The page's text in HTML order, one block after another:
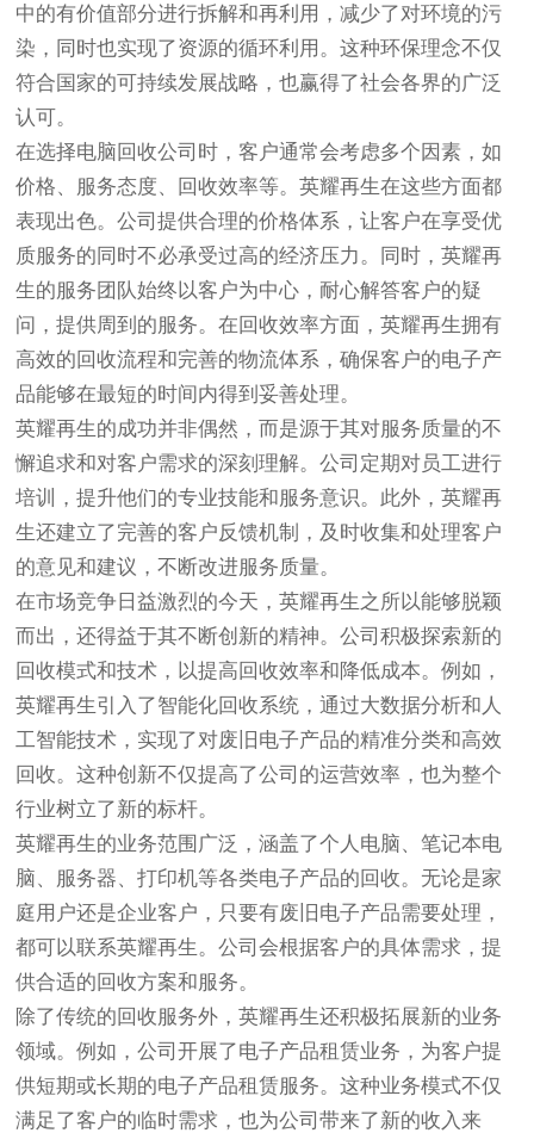
中的有价值部分进行拆解和再利用，减少了对环境的污
染，同时也实现了资源的循环利用。这种环保理念不仅
符合国家的可持续发展战略，也赢得了社会各界的广泛
认可。
在选择电脑回收公司时，客户通常会考虑多个因素，如
价格、服务态度、回收效率等。英耀再生在这些方面都
表现出色。公司提供合理的价格体系，让客户在享受优
质服务的同时不必承受过高的经济压力。同时，英耀再
生的服务团队始终以客户为中心，耐心解答客户的疑
问，提供周到的服务。在回收效率方面，英耀再生拥有
高效的回收流程和完善的物流体系，确保客户的电子产
品能够在最短的时间内得到妥善处理。
英耀再生的成功并非偶然，而是源于其对服务质量的不
懈追求和对客户需求的深刻理解。公司定期对员工进行
培训，提升他们的专业技能和服务意识。此外，英耀再
生还建立了完善的客户反馈机制，及时收集和处理客户
的意见和建议，不断改进服务质量。
在市场竞争日益激烈的今天，英耀再生之所以能够脱颖
而出，还得益于其不断创新的精神。公司积极探索新的
回收模式和技术，以提高回收效率和降低成本。例如，
英耀再生引入了智能化回收系统，通过大数据分析和人
工智能技术，实现了对废旧电子产品的精准分类和高效
回收。这种创新不仅提高了公司的运营效率，也为整个
行业树立了新的标杆。
英耀再生的业务范围广泛，涵盖了个人电脑、笔记本电
脑、服务器、打印机等各类电子产品的回收。无论是家
庭用户还是企业客户，只要有废旧电子产品需要处理，
都可以联系英耀再生。公司会根据客户的具体需求，提
供合适的回收方案和服务。
除了传统的回收服务外，英耀再生还积极拓展新的业务
领域。例如，公司开展了电子产品租赁业务，为客户提
供短期或长期的电子产品租赁服务。这种业务模式不仅
满足了客户的临时需求，也为公司带来了新的收入来